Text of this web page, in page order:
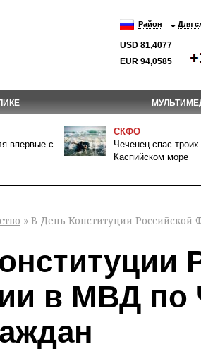
Район Для
USD 81,4077
EUR 94,0585
впервые с
СКФО
Чеченец спас
Каспийском море
» В День Конституции
в МВД по